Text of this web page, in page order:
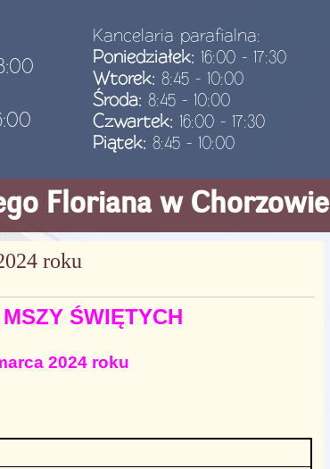
Kancelaria parafialna:
Poniedziałek: 16:00 - 17:30
Wtorek: 8:45 - 10:00
Środa: 8:45 - 10:00
Czwartek: 16:00 - 17:30
Piątek: 8:45 - 10:00
Floriana w Chorzowie
roku
ŚWIĘTYCH
2024 roku